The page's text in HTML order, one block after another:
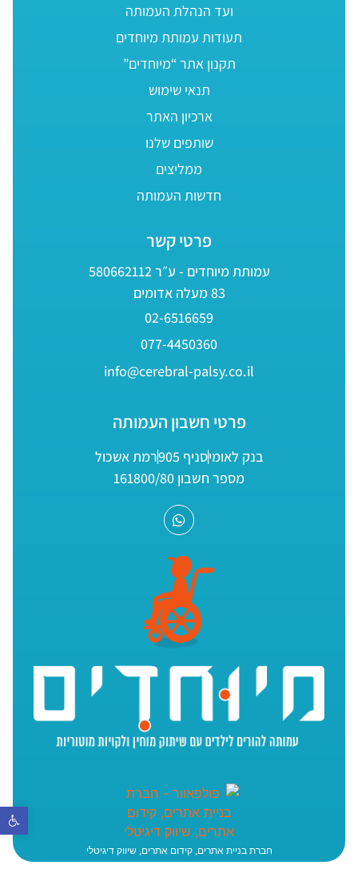
פתח
ועד הנהלת העמותה
תעודות עמותת מיוחדים
תקנון אתר “מיוחדים”
תנאי שימוש
ארכיון האתר
שותפים שלנו
ממליצים
חדשות העמותה
פרטי קשר
עמותת מיוחדים - ע״ר 580662112
83 מעלה אדומים
02-6516659
077-4450360
info@cerebral-palsy.co.il
פרטי חשבון העמותה
בנק לאומיסניף 905
רמת אשכול
מספר חשבון 161800/80
חברת בניית אתרים, קידום אתרים, שיווק דיגיטלי